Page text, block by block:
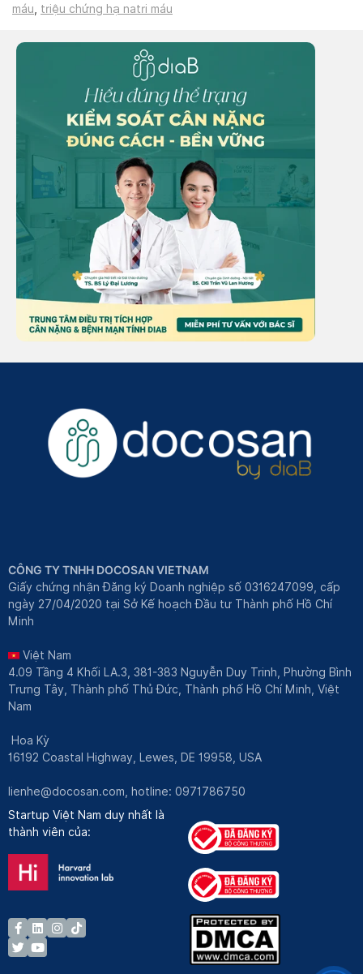
máu
triệu chứng hạ natri máu
CÔNG TY TNHH DOCOSAN VIETNAM
Giấy chứng nhận Đăng ký Doanh nghiệp số 0316247099, cấp
ngày 27/04/2020 tại Sở Kế hoạch Đầu tư Thành phố Hồ Chí
Minh
Việt Nam
4.09 Tầng 4 Khối LA.3, 381-383 Nguyễn Duy Trinh, Phường Bình
Trưng Tây, Thành phố Thủ Đức, Thành phố Hồ Chí Minh, Việt
Nam
Hoa Kỳ
16192 Coastal Highway, Lewes, DE 19958, USA
lienhe@docosan.com , hotline: 0971786750
Startup Việt Nam duy nhất là
thành viên của: